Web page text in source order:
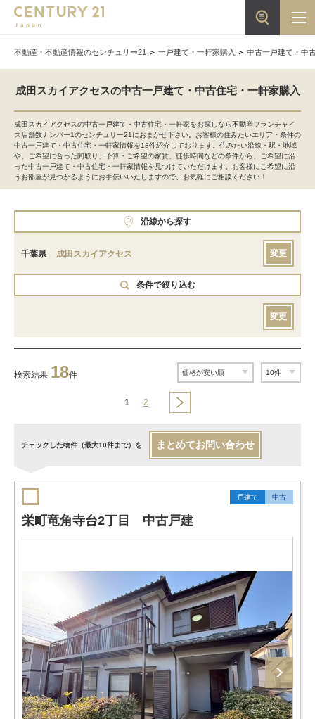
不動産・不動産情報のセンチュリー21 一戸建て・一軒家購入 中古一戸建て・中
成田スカイアクセスの中古一戸建て・中古住宅・一軒家購入
成田スカイアクセスの中古一戸建て・中古住宅・一軒家をお探しなら不動産フランチャイ
ズ店舗数ナンバー1のセンチュリー21におまかせ下さい。お客様の住みたいエリア・条件の
中古一戸建て・中古住宅・一軒家情報を18件紹介しております。住みたい沿線・駅・地域
や、ご希望に合った間取り、予算・ご希望の家賃、徒歩時間などの条件から、ご希望に沿
った中古一戸建て・中古住宅・一軒家情報を見つけていただけます。お客様にご希望に沿
うお部屋が見つかるようにお手伝いいたしますので、お気軽にご相談ください！
沿線から探す
千葉県 成田スカイアクセス 変更
条件で絞り込む
変更
検索結果 18件
1 2
チェックした物件（最大10件まで）を まとめてお問い合わせ
戸建て 中古
栄町竜角寺台2丁目 中古戸建